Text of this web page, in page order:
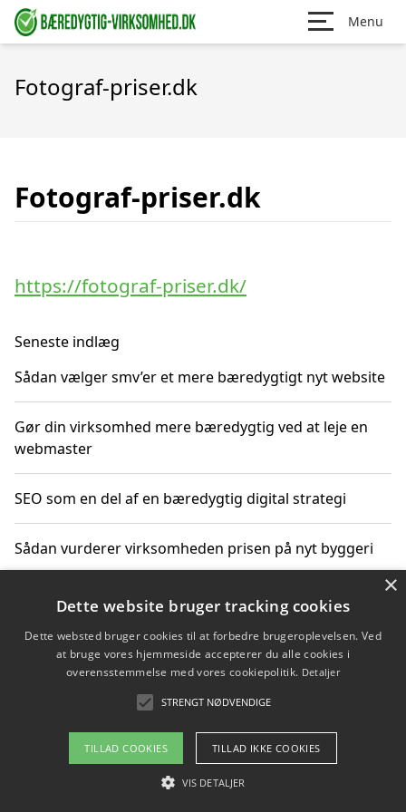
Menu
Fotograf-priser.dk
Fotograf-priser.dk
https://fotograf-priser.dk/
Seneste indlæg
Sådan vælger smv’er et mere bæredygtigt nyt website
Gør din virksomhed mere bæredygtig ved at leje en
webmaster
SEO som en del af en bæredygtig digital strategi
Sådan vurderer virksomheden prisen på nyt byggeri
Sådan får du hjælp til en hjemmeside uden binding
Copyright 2026 - Pilanto Aps
Om / kontakt
Blog Betingelser
×
Dette website bruger tracking cookies
Dette websted bruger cookies til at forbedre brugeroplevelsen. Ved
at bruge vores hjemmeside accepterer du alle cookies i
overensstemmelse med vores cookiepolitik. Detaljer
STRENGT NØDVENDIGE
TILLAD COOKIES TILLAD IKKE COOKIES
VIS DETALJER